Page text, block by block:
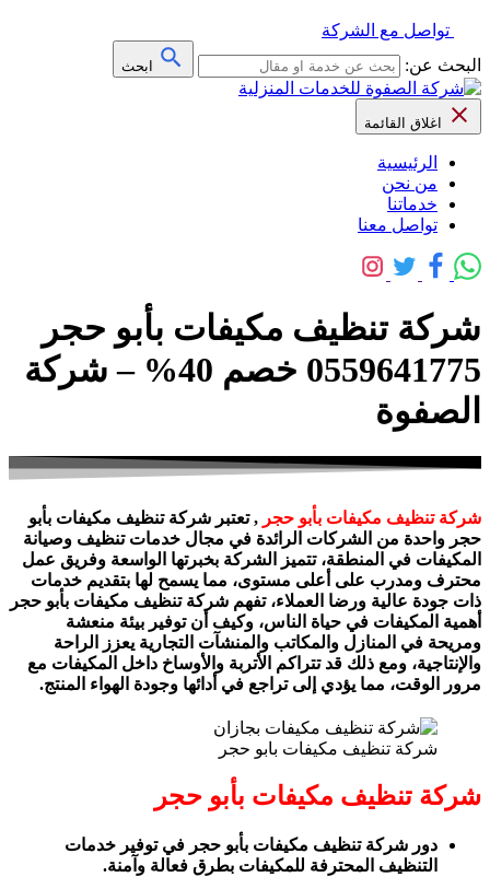
تواصل مع الشركة
البحث عن:
ابحث
اغلاق القائمة
الرئيسية
من نحن
خدماتنا
تواصل معنا
شركة تنظيف مكيفات بأبو حجر
0559641775 خصم 40% – شركة
الصفوة
شركة تنظيف مكيفات بأبو حجر , تعتبر شركة تنظيف مكيفات بأبو
حجر واحدة من الشركات الرائدة في مجال خدمات تنظيف وصيانة
المكيفات في المنطقة، تتميز الشركة بخبرتها الواسعة وفريق عمل
محترف ومدرب على أعلى مستوى، مما يسمح لها بتقديم خدمات
ذات جودة عالية ورضا العملاء، تفهم شركة تنظيف مكيفات بأبو حجر
أهمية المكيفات في حياة الناس، وكيف أن توفير بيئة منعشة
ومريحة في المنازل والمكاتب والمنشآت التجارية يعزز الراحة
والإنتاجية، ومع ذلك قد تتراكم الأتربة والأوساخ داخل المكيفات مع
مرور الوقت، مما يؤدي إلى تراجع في أدائها وجودة الهواء المنتج.
شركة تنظيف مكيفات بابو حجر
شركة تنظيف مكيفات بأبو حجر
دور شركة تنظيف مكيفات بأبو حجر في توفير خدمات
التنظيف المحترفة للمكيفات بطرق فعالة وآمنة.